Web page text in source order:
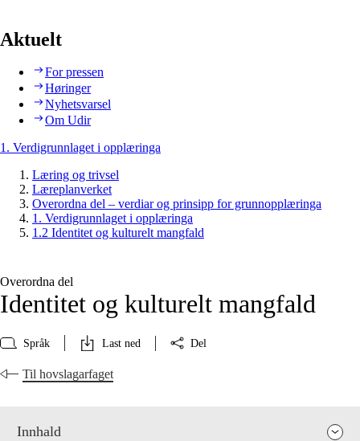
Aktuelt
For pressen
Høringer
Nyhetsvarsel
Om Udir
1. Verdigrunnlaget i opplæringa
Læring og trivsel
Læreplanverket
Overordna del – verdiar og prinsipp for grunnopplæringa
1. Verdigrunnlaget i opplæringa
1.2 Identitet og kulturelt mangfald
Overordna del
Identitet og kulturelt mangfald
Språk Last ned Del
Til hovslagarfaget
Innhald